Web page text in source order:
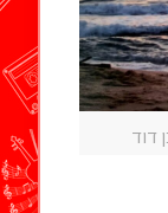
דוד